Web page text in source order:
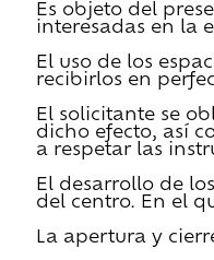
Es objeto del
interesadas en la
El uso de los
recibirlos en
El solicitante se
dicho efecto, así
a respetar las
El desarrollo de
del centro. En el
La apertura y